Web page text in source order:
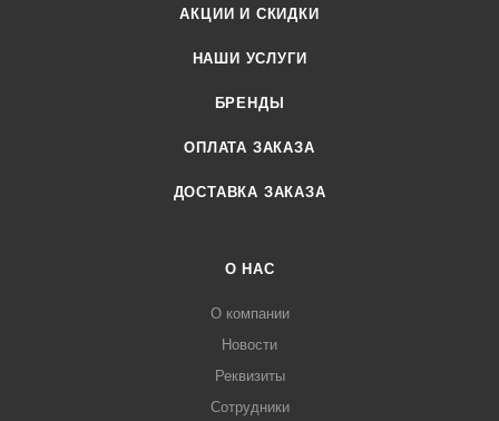
АКЦИИ И СКИДКИ
НАШИ УСЛУГИ
БРЕНДЫ
ОПЛАТА ЗАКАЗА
ДОСТАВКА ЗАКАЗА
О НАС
О компании
Новости
Реквизиты
Сотрудники